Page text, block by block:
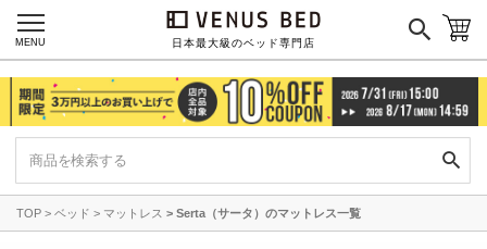
日本最大級のベッド専門店
MENU
TOP ベッド マットレス Serta（サータ）のマットレス一覧